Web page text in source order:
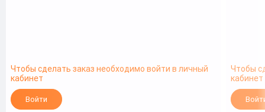
Чтобы сделать заказ необходимо войти в личный
кабинет
Войти
Чтобы
кабинет